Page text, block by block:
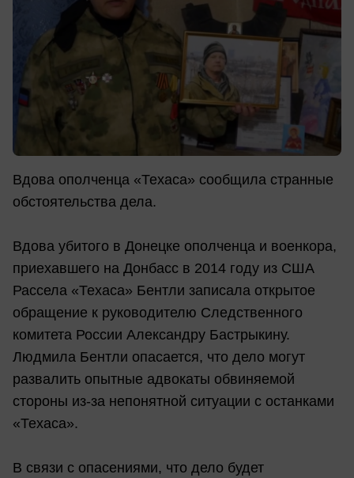
Вдова ополченца «Техаса» сообщила странные
обстоятельства дела.
Вдова убитого в Донецке ополченца и военкора,
приехавшего на Донбасс в 2014 году из США
Рассела «Техаса» Бентли записала открытое
обращение к руководителю Следственного
комитета России Александру Бастрыкину.
Людмила Бентли опасается, что дело могут
развалить опытные адвокаты обвиняемой
стороны из-за непонятной ситуации с останками
«Техаса».
В связи с опасениями, что дело будет